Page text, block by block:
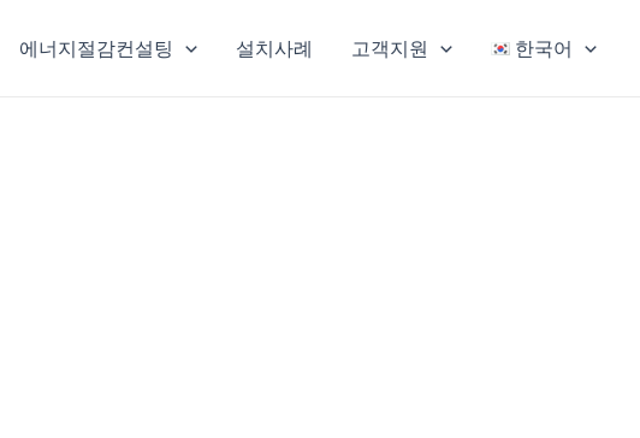
에너지절감컨설팅 설치사례 고객지원 한국어